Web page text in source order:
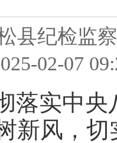
县纪检监
02-07
落实中
新风，